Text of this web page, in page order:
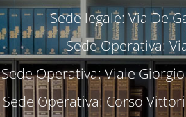
Sede legale: Via De
Sede Operativa:
Sede Operativa: Viale
Sede Operativa: Corso